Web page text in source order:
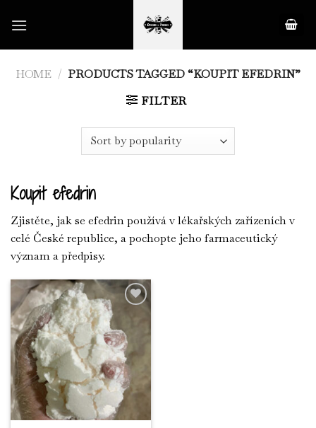
HOME / PRODUCTS TAGGED “KOUPIT EFEDRIN”
FILTER
Koupit efedrin
Zjistěte, jak se efedrin používá v lékařských zařízeních v
celé České republice, a pochopte jeho farmaceutický
význam a předpisy.
Add to
Wishlist